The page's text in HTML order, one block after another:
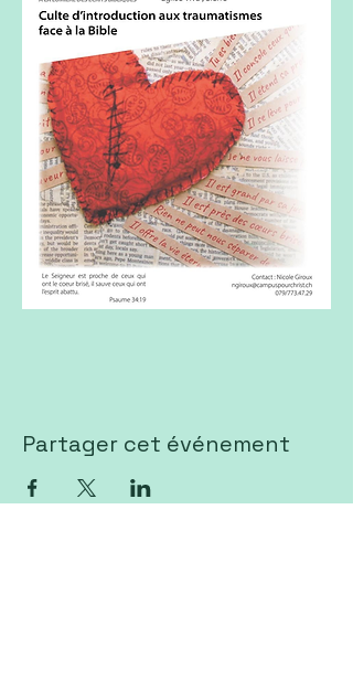
Partager cet événement